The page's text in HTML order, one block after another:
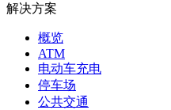
解决方案
概览
ATM
电动车充电
停车场
公共交通